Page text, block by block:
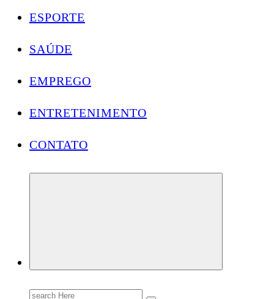
ESPORTE
SAÚDE
EMPREGO
ENTRETENIMENTO
CONTATO
Search